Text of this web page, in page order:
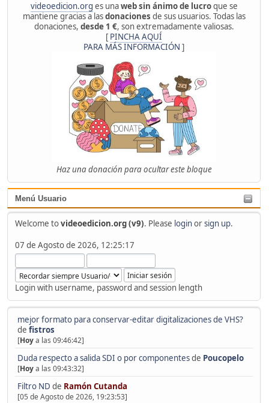
videoedicion.org es unaweb sin ánimo de lucroque se
mantiene gracias a lasdonaciones de sus usuarios. Todas las
donaciones, desde 1 €, son extremadamente valiosas.
[ PINCHA AQUÍ
PARA MÁS INFORMACIÓN ]
Haz una donación para ocultar este bloque
Menú Usuario
Welcome tovideoedicion.org (v9). Please loginorsign up.
07 de Agosto de 2026, 12:25:17
Login with username, password and session length
mejor formato para conservar-editar digitalizaciones de VHS?
de fistros
[Hoya las 09:46:42]
Duda respecto a salida SDI o por componentesde Poucopelo
[Hoya las 09:43:32]
Filtro ND de Ramón Cutanda
[05 de Agosto de 2026, 19:23:53]